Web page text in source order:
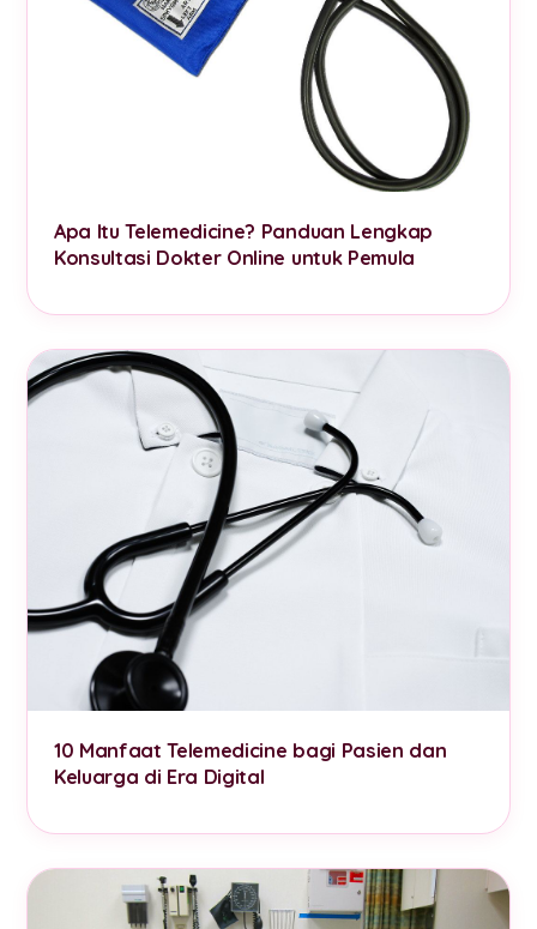
Apa Itu Telemedicine? Panduan Lengkap
Konsultasi Dokter Online untuk Pemula
10 Manfaat Telemedicine bagi Pasien dan
Keluarga di Era Digital